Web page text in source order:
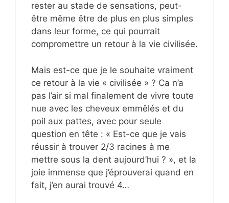
rester au stade de sensations, peut-
être même être de plus en plus simples
dans leur forme, ce qui pourrait
compromettre un retour à la vie civilisée.
Mais est-ce que je le souhaite vraiment
ce retour à la vie « civilisée » ? Ca n’a
pas l’air si mal finalement de vivre toute
nue avec les cheveux emmêlés et du
poil aux pattes, avec pour seule
question en tête : « Est-ce que je vais
réussir à trouver 2/3 racines à me
mettre sous la dent aujourd’hui ? », et la
joie immense que j’éprouverai quand en
fait, j’en aurai trouvé 4…